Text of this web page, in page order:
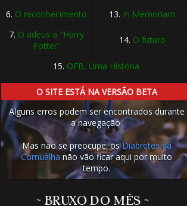
6. O reconhecimento 13. In Memoriam
7. O adeus a "Harry
Potter"
14. O futuro
15. OFB, Uma História
O SITE ESTÁ NA VERSÃO BETA
Alguns erros podem ser encontrados durante
a navegação.
Mas não se preocupe: osDiabretes da
Cornualha não vão ficar aqui por muito
tempo.
~ BRUXO DO MÊS ~